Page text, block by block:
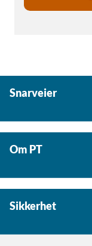
Snarveier
Om PT
Sikkerhet